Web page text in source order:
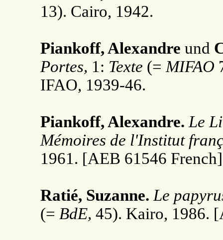
13). Cairo, 1942.
Piankoff, Alexandre und
Portes, 1: Texte (= MIFAO
IFAO, 1939-46.
Piankoff, Alexandre. Le
Mémoires de l'Institut
1961. [AEB 61546 French]
Ratié, Suzanne. Le
(= BdE, 45). Kairo, 1986.